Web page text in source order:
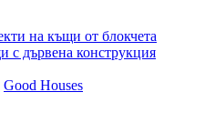
на къщи от блокчета
с дървена конструкция
Good Houses